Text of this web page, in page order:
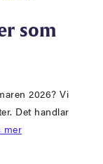
som
2026? Vi
Det handlar
mer